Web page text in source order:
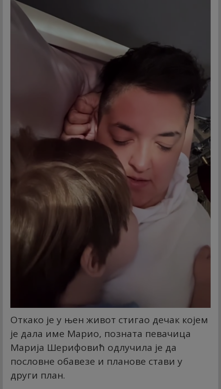
Откако је у њен живот стигао дечак којем
је дала име Марио, позната певачица
Марија Шерифовић одлучила је да
пословне обавезе и планове стави у
други план.